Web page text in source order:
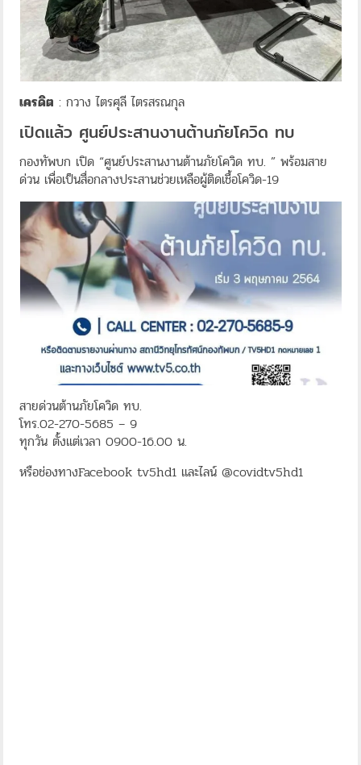
เครดิต : กวาง ไตรศุลี ไตรสรณกุล
เปิดแล้ว ศูนย์ประสานงานต้านภัยโควิด ทบ
กองทัพบก เปิด “ศูนย์ประสานงานต้านภัยโควิด ทบ. ” พร้อมสาย
ด่วน เพื่อเป็นสื่อกลางประสานช่วยเหลือผู้ติดเชื้อโควิด-19
สายด่วนต้านภัยโควิด ทบ.
โทร.02-270-5685 – 9
ทุกวัน ตั้งแต่เวลา 0900-16.00 น.
หรือช่องทางFacebook tv5hd1 และไลน์ @covidtv5hd1